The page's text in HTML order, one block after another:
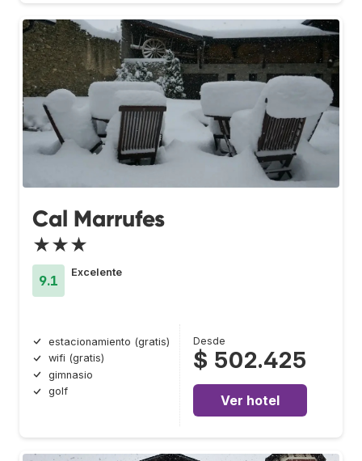
Cal Marrufes
★★★
9.1
Excelente
estacionamiento (gratis)
wifi (gratis)
gimnasio
golf
Desde
$ 502.425
Ver hotel